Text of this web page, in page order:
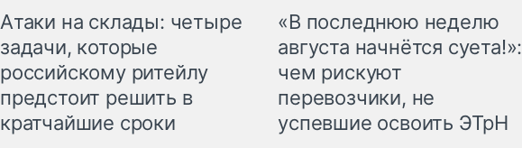
Атаки на склады: четыре
задачи, которые
российскому ритейлу
предстоит решить в
кратчайшие сроки
«В последнюю неделю
августа начнётся суета!»:
чем рискуют
перевозчики, не
успевшие освоить ЭТрН